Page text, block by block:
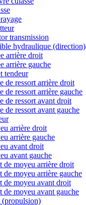
transmission
hydraulique (direction)
arrière droit
arrière gauche
tendeur
de ressort arrière droit
de ressort arrière gauche
de ressort avant droit
de ressort avant gauche
arrière droit
arrière gauche
avant droit
avant gauche
de moyeu arrière droit
de moyeu arrière gauche
de moyeu avant droit
de moyeu avant gauche
(propulsion)